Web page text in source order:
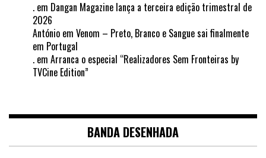
. em Dangan Magazine lança a terceira edição trimestral de
2026
António em Venom – Preto, Branco e Sangue sai finalmente
em Portugal
. em Arranca o especial “Realizadores Sem Fronteiras by
TVCine Edition”
BANDA DESENHADA